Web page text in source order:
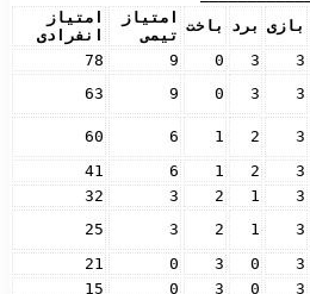
بازی برد باخت امتیاز
تیمی
امتیاز
انفرادی
3
3
0
9
78
3
3
0
9
63
3
2
1
6
60
3
2
1
6
41
3
1
2
3
32
3
1
2
3
25
3
0
3
0
21
3
0
3
0
15